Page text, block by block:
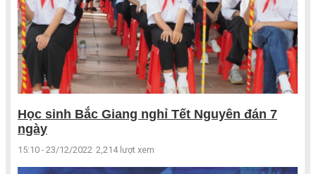
Học sinh Bắc Giang nghỉ Tết Nguyên đán 7
ngày
15:10 - 23/12/2022 2,214 lượt xem